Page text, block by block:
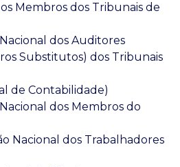
Membros dos Tribunais de
dos Auditores
Substitutos) dos Tribunais
de Contabilidade)
dos Membros do
Nacional dos Trabalhadores